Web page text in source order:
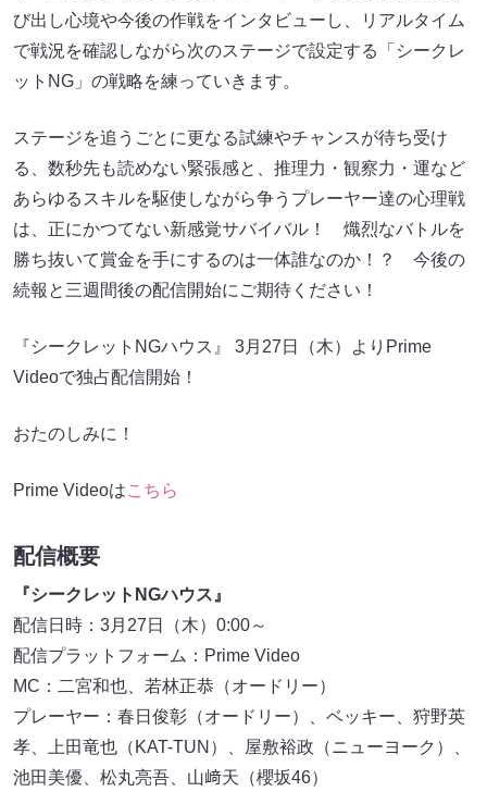
び出し心境や今後の作戦をインタビューし、リアルタイム
で戦況を確認しながら次のステージで設定する「シークレ
ットNG」の戦略を練っていきます。
ステージを追うごとに更なる試練やチャンスが待ち受け
る、数秒先も読めない緊張感と、推理力・観察力・運など
あらゆるスキルを駆使しながら争うプレーヤー達の心理戦
は、正にかつてない新感覚サバイバル！ 熾烈なバトルを
勝ち抜いて賞金を手にするのは一体誰なのか！？ 今後の
続報と三週間後の配信開始にご期待ください！
『シークレットNGハウス』 3月27日（木）よりPrime
Videoで独占配信開始！
おたのしみに！
Prime Videoはこちら
配信概要
『シークレットNGハウス』
配信日時：3月27日（木）0:00～
配信プラットフォーム：Prime Video
MC：二宮和也、若林正恭（オードリー）
プレーヤー：春日俊彰（オードリー）、ベッキー、狩野英
孝、上田竜也（KAT-TUN）、屋敷裕政（ニューヨーク）、
池田美優、松丸亮吾、山﨑天（櫻坂46）